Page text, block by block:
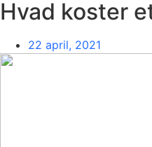
Hvad koster
22 april, 2021